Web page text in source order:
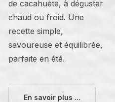
de cacahuète, à déguster
chaud ou froid. Une
recette simple,
savoureuse et équilibrée,
parfaite en été.
En savoir plus ...